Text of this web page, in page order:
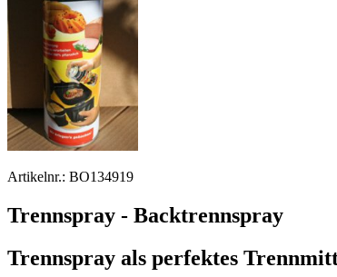
Artikelnr.: BO134919
Trennspray - Backtrennspray
Trennspray als perfektes